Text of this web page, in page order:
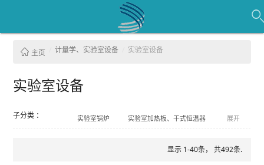
主页 计量学、实验室设备 实验室设备
实验室设备
子分类 ： 实验室锅炉
实验室加热板、干式恒温器
其他实验室器材
展开
显示 1-40条， 共492条.